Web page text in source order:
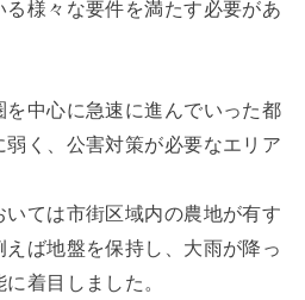
様々な要件を満たす必要があ
を中心に急速に進んでいった都
く、公害対策が必要なエリア
ては市街区域内の農地が有す
ば地盤を保持し、大雨が降っ
着目しました。